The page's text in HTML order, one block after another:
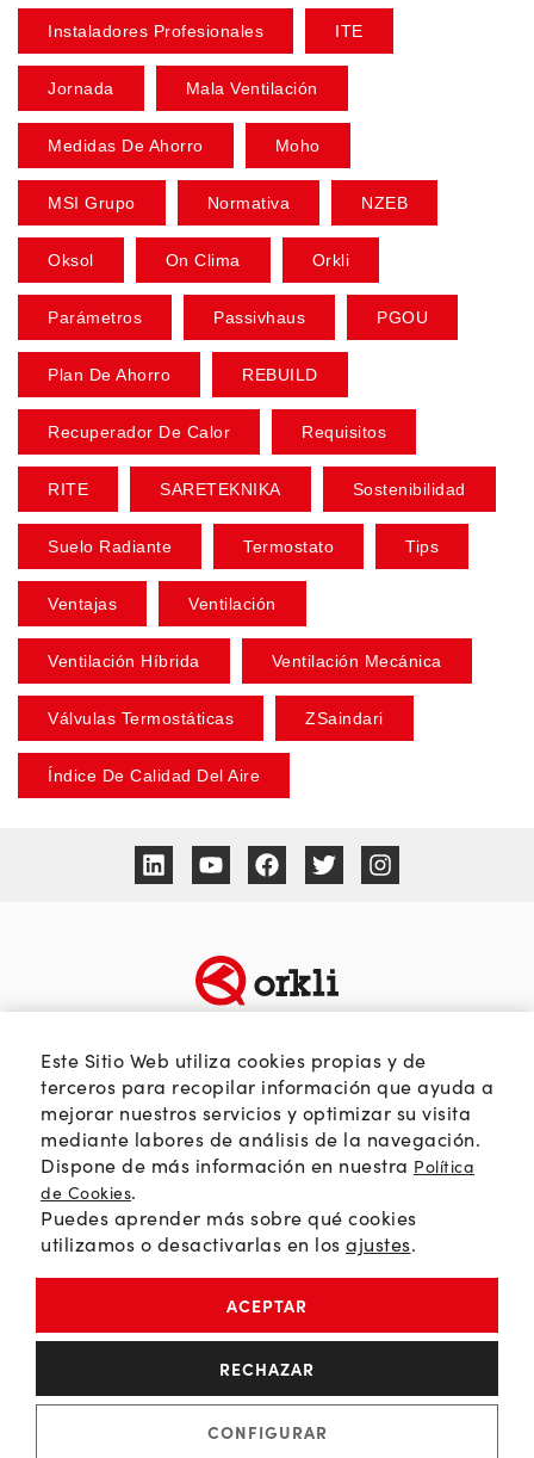
Instaladores Profesionales ITE
Jornada Mala Ventilación
Medidas De Ahorro Moho
MSI Grupo Normativa NZEB
Oksol On Clima Orkli
Parámetros Passivhaus PGOU
Plan De Ahorro REBUILD
Recuperador De Calor Requisitos
RITE SARETEKNIKA Sostenibilidad
Suelo Radiante Termostato Tips
Ventajas Ventilación
Ventilación Híbrida Ventilación Mecánica
Válvulas Termostáticas ZSaindari
Índice De Calidad Del Aire
TEMÁTICAS
Calidad del aire
Passivhaus
Eficiencia y ahorro
Soluciones HVAC
Orkli Global
Comunidad profesional
SOBRE ORKLI
Quienes somos
Web Orkli
Contacto
Política de Cookies
Aviso Legal
Este Sitio Web utiliza cookies propias y de
terceros para recopilar información que ayuda a
mejorar nuestros servicios y optimizar su visita
mediante labores de análisis de la navegación.
Dispone de más información en nuestra Política
de Cookies.
Puedes aprender más sobre qué cookies
utilizamos o desactivarlas en los ajustes.
ACEPTAR
RECHAZAR
CONFIGURAR